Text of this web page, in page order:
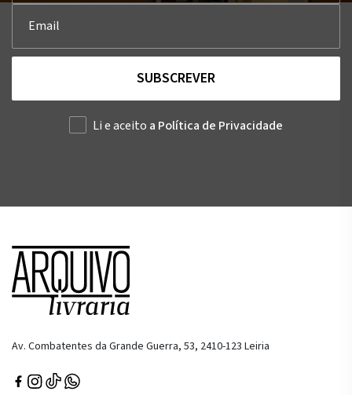
SUBSCREVER
Li e aceito a Política de Privacidade
Av. Combatentes da Grande Guerra, 53, 2410-123 Leiria